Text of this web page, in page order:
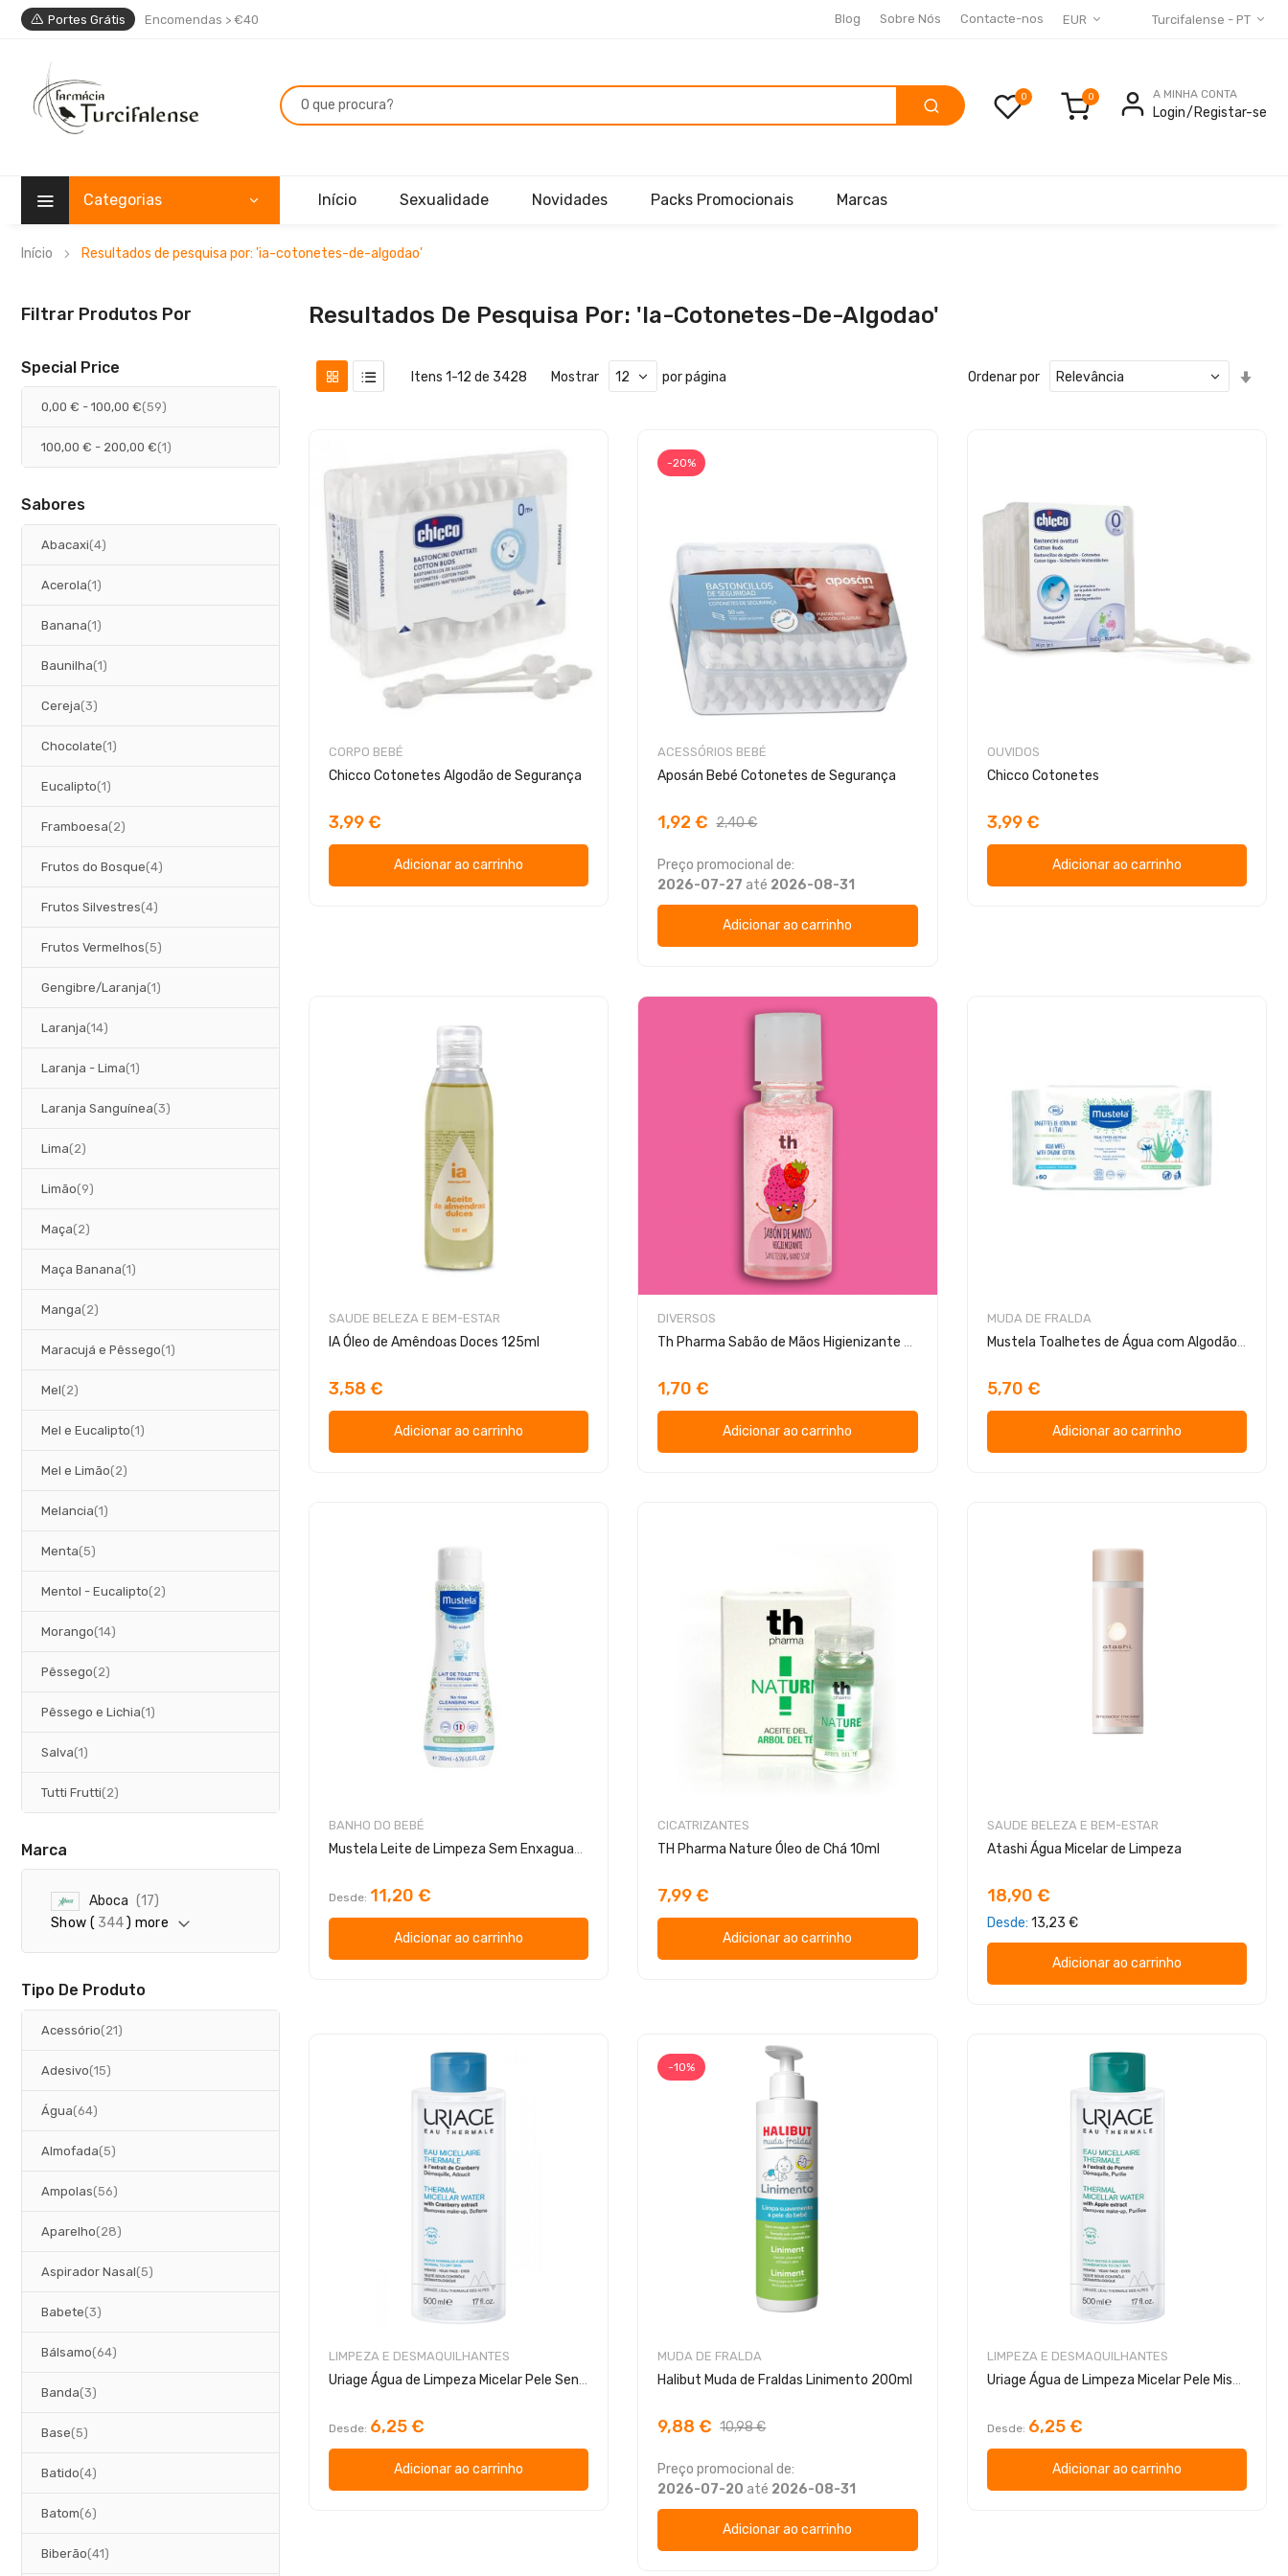
Portes Grátis Encomendas > €40 EUR Turcifalense - PT
Blog Sobre Nós Contacte-nos
0 A MINHA CONTA
Login Registar-se
Categorias Início Sexualidade Novidades Packs Promocionais Marcas
Início Resultados de pesquisa por: 'ia-cotonetes-de-algodao'
Resultados De Pesquisa Por: 'ia-Cotonetes-De-Algodao'
Itens 1-12 de 3428 Mostrar por página Ordenar por
CORPO BEBÉ
Chicco Cotonetes Algodão de Segurança
3,99 €
Adicionar ao carrinho
-20%
ACESSÓRIOS BEBÉ
Aposán Bebé Cotonetes de Segurança
1,92 € 2,40 €
Preço promocional de:
2026-07-27 até 2026-08-31
Adicionar ao carrinho
OUVIDOS
Chicco Cotonetes
3,99 €
Adicionar ao carrinho
SAUDE BELEZA E BEM-ESTAR
IA Óleo de Amêndoas Doces 125ml
3,58 €
Adicionar ao carrinho
DIVERSOS
Th Pharma Sabão de Mãos Higienizante Algodão Doce 100ml
1,70 €
Adicionar ao carrinho
MUDA DE FRALDA
Mustela Toalhetes de Água com Algodão BIO 60 Toalhitas
5,70 €
Adicionar ao carrinho
BANHO DO BEBÉ
Mustela Leite de Limpeza Sem Enxaguamento
Desde 11,20 €
Adicionar ao carrinho
CICATRIZANTES
TH Pharma Nature Óleo de Chá 10ml
7,99 €
Adicionar ao carrinho
SAUDE BELEZA E BEM-ESTAR
Atashi Água Micelar de Limpeza
18,90 €
Desde 13,23 €
Adicionar ao carrinho
LIMPEZA E DESMAQUILHANTES
Uriage Água de Limpeza Micelar Pele Sensível
Desde 6,25 €
Adicionar ao carrinho
-10%
MUDA DE FRALDA
Halibut Muda de Fraldas Linimento 200ml
9,88 € 10,98 €
Preço promocional de:
2026-07-20 até 2026-08-31
Adicionar ao carrinho
LIMPEZA E DESMAQUILHANTES
Uriage Água de Limpeza Micelar Pele Mista Oleosa
Desde 6,25 €
Adicionar ao carrinho
Filtrar Produtos Por
Special Price
0,00 € - 100,00 € 59
artigos
100,00 € - 200,00 € 1
artigo
Sabores
Abacaxi 4
artigos
Acerola 1
artigo
Banana 1
artigo
Baunilha 1
artigo
Cereja 3
artigos
Chocolate 1
artigo
Eucalipto 1
artigo
Framboesa 2
artigos
Frutos do Bosque 4
artigos
Frutos Silvestres 4
artigos
Frutos Vermelhos 5
artigos
Gengibre/Laranja 1
artigo
Laranja 14
artigos
Laranja - Lima 1
artigo
Laranja Sanguínea 3
artigos
Lima 2
artigos
Limão 9
artigos
Maça 2
artigos
Maça Banana 1
artigo
Manga 2
artigos
Maracujá e Pêssego 1
artigo
Mel 2
artigos
Mel e Eucalipto 1
artigo
Mel e Limão 2
artigos
Melancia 1
artigo
Menta 5
artigos
Mentol - Eucalipto 2
artigos
Morango 14
artigos
Pêssego 2
artigos
Pêssego e Lichia 1
artigo
Salva 1
artigo
Tutti Frutti 2
artigos
Marca
Aboca 17
r
t
Show ( 344) more
Tipo De Produto
Acessório 21
artigos
Adesivo 15
artigos
Água 64
artigos
Almofada 5
artigos
Ampolas 56
artigos
Aparelho 28
artigos
Aspirador Nasal 5
artigos
Babete 3
artigos
Bálsamo 64
artigos
Banda 3
artigos
Base 5
artigos
Batido 4
artigos
Batom 6
artigos
Biberão 41
artigos